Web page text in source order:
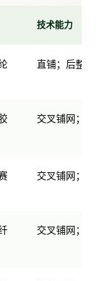
技术能力
直铺；后整
交叉铺网；
交叉铺网；
交叉铺网；